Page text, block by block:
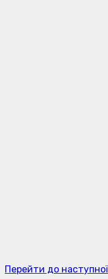
Перейти до наступної